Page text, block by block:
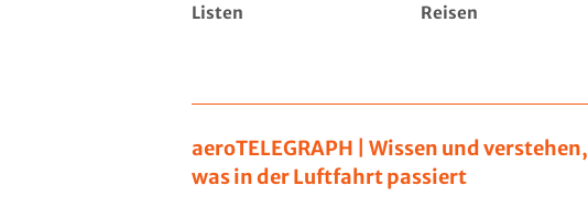
Listen Reisen
aeroTELEGRAPH | Wissen und verstehen,
was in der Luftfahrt passiert